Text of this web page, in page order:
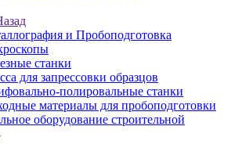
и Пробоподготовка
станки
для запрессовки образцов
полировальные станки
материалы для пробоподготовки
оборудование строительной